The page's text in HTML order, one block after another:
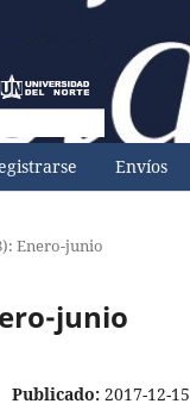
Envíos
Enero-junio
junio
Publicado: 2017-12-15